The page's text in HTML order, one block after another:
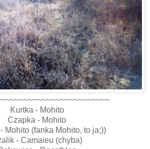
Kurtka - Mohito
Czapka - Mohito
Mohito (fanka Mohito, to ja;))
- Camaieu (chyba)